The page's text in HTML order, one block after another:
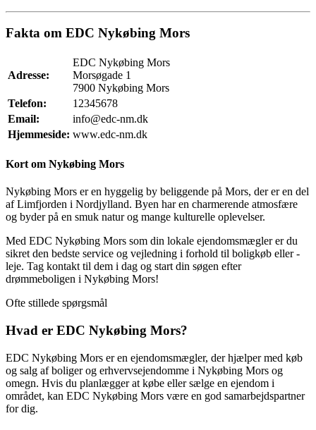
Fakta om EDC Nykøbing Mors
Adresse:
EDC Nykøbing Mors
Morsøgade 1
7900 Nykøbing Mors
Telefon:
12345678
Email:
info@edc-nm.dk
Hjemmeside: www.edc-nm.dk
Kort om Nykøbing Mors
Nykøbing Mors er en hyggelig by beliggende på Mors, der er en del
af Limfjorden i Nordjylland. Byen har en charmerende atmosfære
og byder på en smuk natur og mange kulturelle oplevelser.
Med EDC Nykøbing Mors som din lokale ejendomsmægler er du
sikret den bedste service og vejledning i forhold til boligkøb eller -
leje. Tag kontakt til dem i dag og start din søgen efter
drømmeboligen i Nykøbing Mors!
Ofte stillede spørgsmål
Hvad er EDC Nykøbing Mors?
EDC Nykøbing Mors er en ejendomsmægler, der hjælper med køb
og salg af boliger og erhvervsejendomme i Nykøbing Mors og
omegn. Hvis du planlægger at købe eller sælge en ejendom i
området, kan EDC Nykøbing Mors være en god samarbejdspartner
for dig.